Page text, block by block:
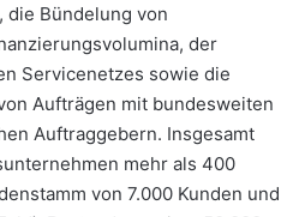
Bündelung von
der
Servicenetzes sowie die
Aufträgen mit bundesweiten
Auftraggebern. Insgesamt
mehr als 400
von 7.000 Kunden und